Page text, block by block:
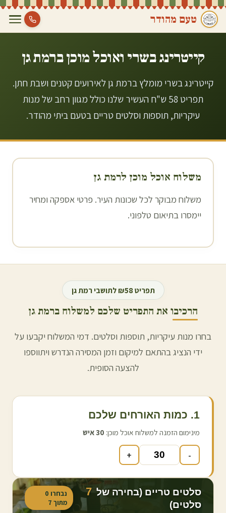
טעם מהודר
קייטרינג בשרי ואוכל מוכן ברמת גן
קייטרינג בשרי מומלץ ברמת גן לאירועים קטנים ושבת חתן.
תפריט 58 ש"ח העשיר שלנו כולל מגוון רחב של מנות
עיקריות, תוספות וסלטים טריים בטעם ביתי מהודר.
משלוח אוכל מוכן לרמת גן
משלוח מבוקר לכל שכונות העיר. פרטי אספקה ומחיר
יימסרו בתיאום טלפוני.
תפריט ₪58 לתושבי רמת גן
הרכיבו את התפריט שלכם למשלוח ברמת גן
בחרו מנות עיקריות, תוספות וסלטים. דמי המשלוח יקבעו על
ידי הנציג בהתאם למיקום וזמן המסירה הנדרש ויתווספו
להצעה הסופית.
1. כמות האורחים שלכם
מינימום הזמנה למשלוח אוכל מוכן: 30איש
-
+
סלטים טריים (בחירה של 7
סלטים)
נבחרו 0
מתוך 7